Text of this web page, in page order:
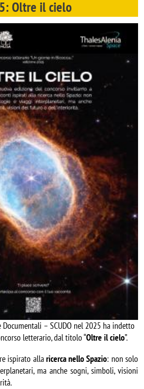
Oltre il cielo
Documentali – SCUDO nel 2025 ha indetto
letterario, dal titolo “Oltre il cielo”.
ispirato allaricerca nello Spazio: non solo
ma anche sogni, simboli, visioni